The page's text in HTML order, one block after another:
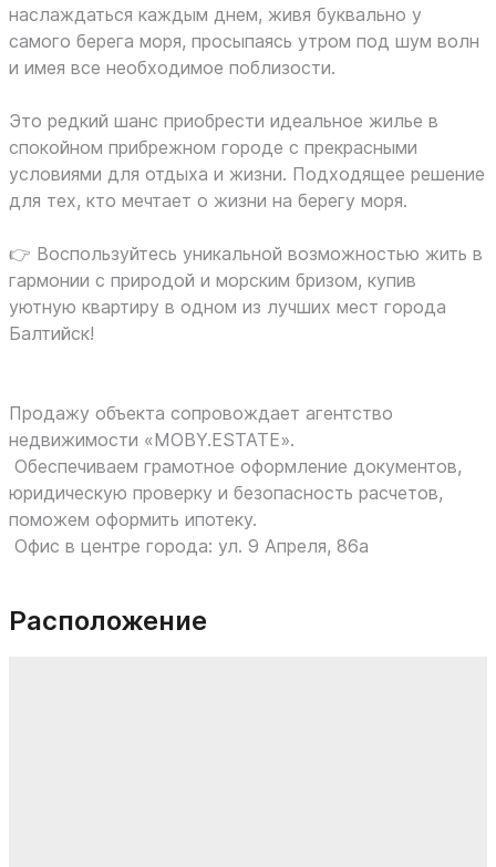
наслаждаться каждым днем, живя буквально у
самого берега моря, просыпаясь утром под шум волн
и имея все необходимое поблизости.
Это редкий шанс приобрести идеальное жилье в
спокойном прибрежном городе с прекрасными
условиями для отдыха и жизни. Подходящее решение
для тех, кто мечтает о жизни на берегу моря.
👉 Воспользуйтесь уникальной возможностью жить в
гармонии с природой и морским бризом, купив
уютную квартиру в одном из лучших мест города
Балтийск!
Продажу объекта сопровождает агентство
недвижимости «MOBY.ESTATE».
Обеспечиваем грамотное оформление документов,
юридическую проверку и безопасность расчетов,
поможем оформить ипотеку.
Офис в центре города: ул. 9 Апреля, 86а
Расположение